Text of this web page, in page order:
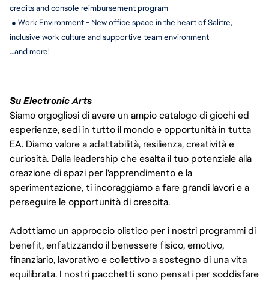
credits and console reimbursement program
● Work Environment - New office space in the heart of Salitre,
inclusive work culture and supportive team environment
…and more!
Su Electronic Arts
Siamo orgogliosi di avere un ampio catalogo di giochi ed
esperienze, sedi in tutto il mondo e opportunità in tutta
EA. Diamo valore a adattabilità, resilienza, creatività e
curiosità. Dalla leadership che esalta il tuo potenziale alla
creazione di spazi per l'apprendimento e la
sperimentazione, ti incoraggiamo a fare grandi lavori e a
perseguire le opportunità di crescita.
Adottiamo un approccio olistico per i nostri programmi di
benefit, enfatizzando il benessere fisico, emotivo,
finanziario, lavorativo e collettivo a sostegno di una vita
equilibrata. I nostri pacchetti sono pensati per soddisfare